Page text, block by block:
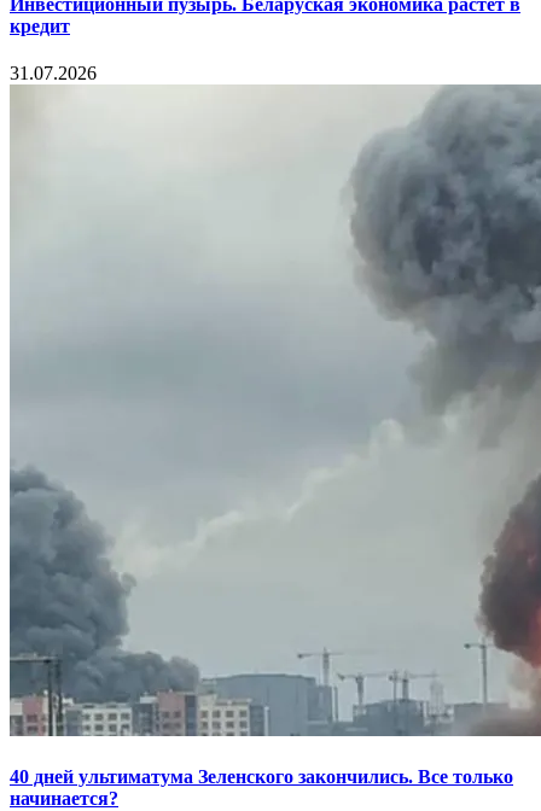
кредит
31.07.2026
40 дней ультиматума Зеленского закончились. Все только
начинается?